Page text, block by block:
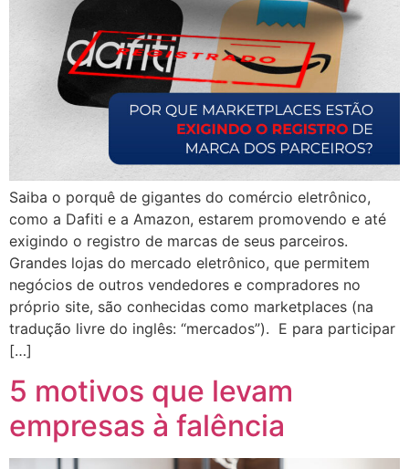
Saiba o porquê de gigantes do comércio eletrônico,
como a Dafiti e a Amazon, estarem promovendo e até
exigindo o registro de marcas de seus parceiros.
Grandes lojas do mercado eletrônico, que permitem
negócios de outros vendedores e compradores no
próprio site, são conhecidas como marketplaces (na
tradução livre do inglês: “mercados”). E para participar
[…]
5 motivos que levam
empresas à falência